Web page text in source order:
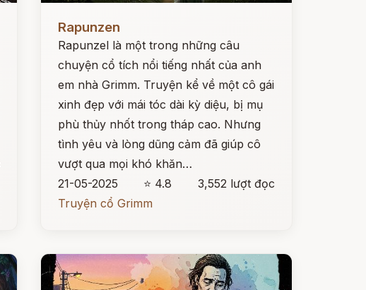
Rapunzen
Rapunzel là một trong những câu
chuyện cổ tích nổi tiếng nhất của anh
em nhà Grimm. Truyện kể về một cô gái
xinh đẹp với mái tóc dài kỳ diệu, bị mụ
phù thủy nhốt trong tháp cao. Nhưng
tình yêu và lòng dũng cảm đã giúp cô
vượt qua mọi khó khăn…
21-05-2025
⭐ 4.8
3,552 lượt đọc
Truyện cổ Grimm